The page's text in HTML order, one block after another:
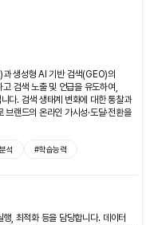
께 키워갈 수 있도록 서로의 성장을
있고, 복지나 제도도 많아요!)
! 성장의 여정에 함께할 미래의
생성형 AI 기반 검색(GEO)의
검색 노출 및 언급을 유도하여,
다. 검색 생태계 변화에 대한 통찰과
랜드의 온라인 가시성·도달·전환을
석 #학습능력
, 최적화 등을 담당합니다. 데이터